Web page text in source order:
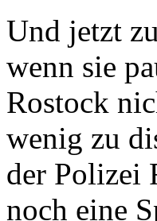
Und jetzt
wenn sie
Rostock
wenig zu
der Polizei
noch eine